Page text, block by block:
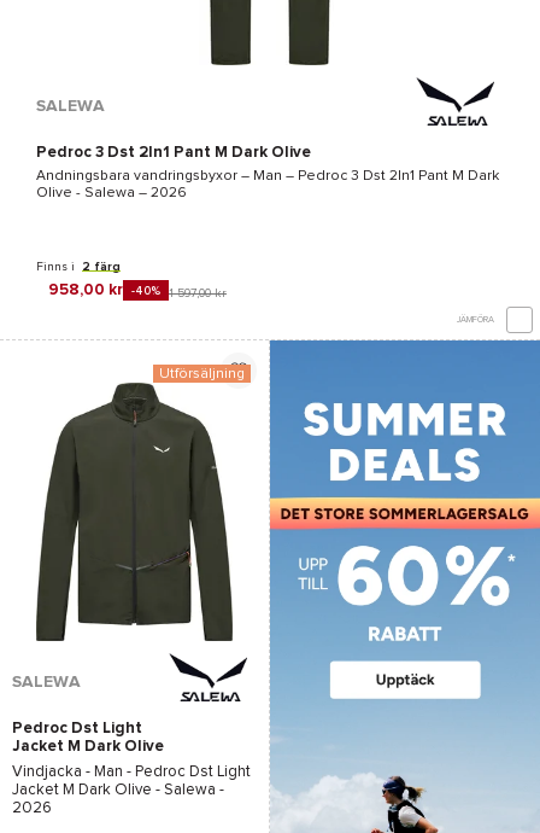
SALEWA
Pedroc 3 Dst 2In1 Pant M Dark Olive
Andningsbara vandringsbyxor – Man – Pedroc 3 Dst 2In1 Pant M Dark
Olive - Salewa – 2026
958,00 kr -40% 1 597,00 kr
Finns i 2 färg
JÄMFÖRA
Utförsäljning
SALEWA
Pedroc Dst Light
Jacket M Dark Olive
Vindjacka - Man - Pedroc Dst Light
Jacket M Dark Olive - Salewa -
2026